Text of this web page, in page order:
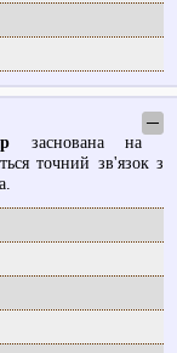
─
заснована на
точний зв'язок з